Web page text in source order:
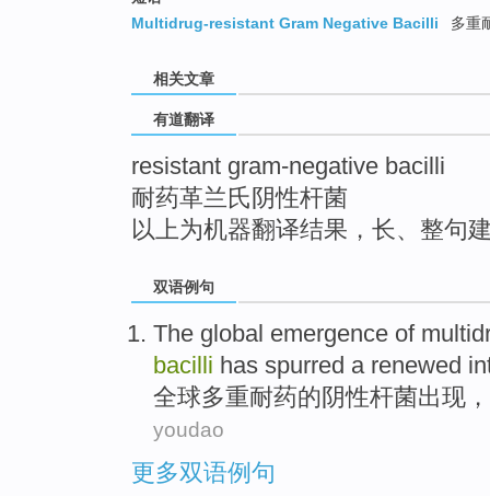
Multidrug-resistant Gram Negative Bacilli
多重
相关文章
有道翻译
resistant gram-negative bacilli
耐药革兰氏阴性杆菌
以上为机器翻译结果，长、整句
双语例句
The global emergence of
bacilli has spurred a renewed
全球多重耐药的 阴性杆菌出现
youdao
更多双语例句